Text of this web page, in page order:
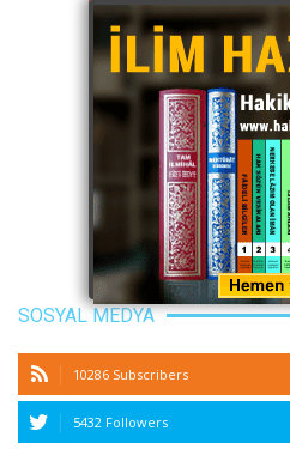
SOSYAL MEDYA
10286 Subscribers
5432 Followers